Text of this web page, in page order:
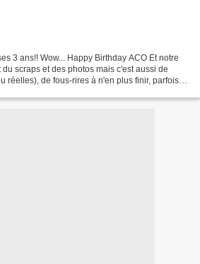
3 ans!! Wow... Happy Birthday ACO Et notre
scraps et des photos mais c'est aussi de
réelles), de fous-rires à n'en plus finir, parfois